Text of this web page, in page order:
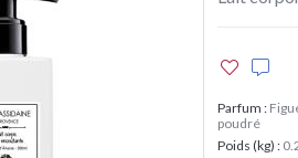
Parfum :
poudré
Poids (kg) :